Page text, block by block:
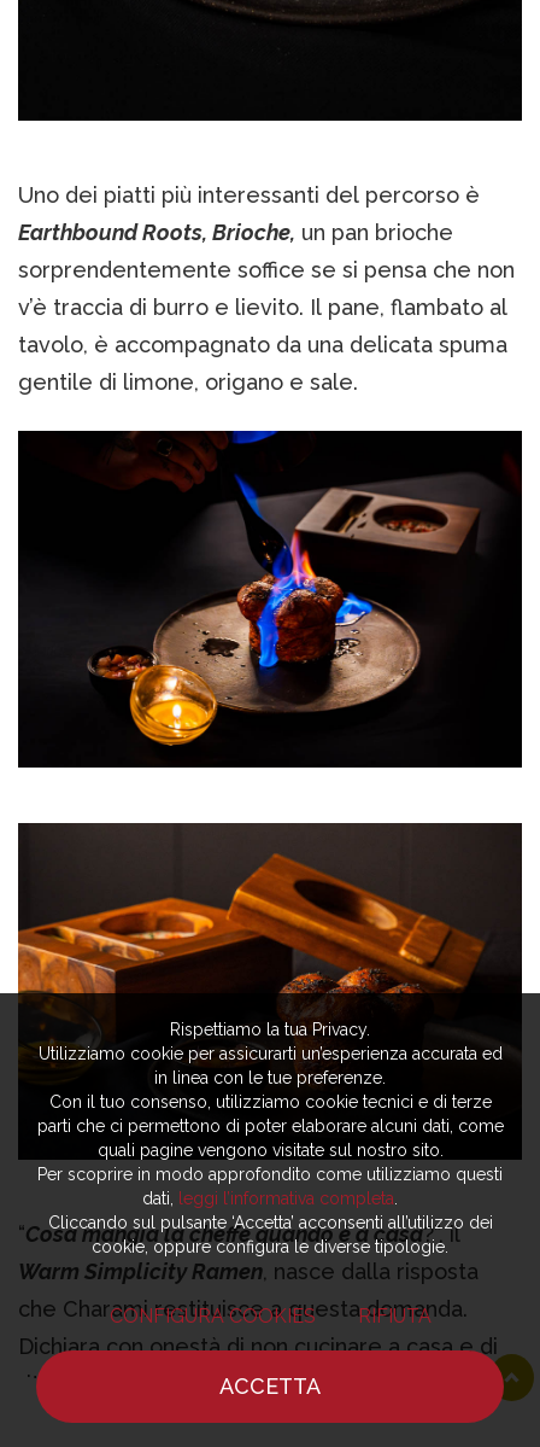
Uno dei piatti più interessanti del percorso è
Earthbound Roots, Brioche, un pan brioche
sorprendentemente soffice se si pensa che non
v’è traccia di burro e lievito. Il pane, flambato al
tavolo, è accompagnato da una delicata spuma
gentile di limone, origano e sale.
“Cosa mangia la cheffe quando è a casa?”, il
Warm Simplicity Ramen , nasce dalla risposta
che Charami restituisce a questa domanda.
Dichiara con onestà di non cucinare a casa e di
ritrovarsi spesso a mangiare dei noodles pronti.
Ecco quindi che al tavolo arrivano dei noodles
Rispettiamo la tua Privacy.
Utilizziamo cookie per assicurarti un’esperienza accurata ed
in linea con le tue preferenze.
Con il tuo consenso, utilizziamo cookie tecnici e di terze
parti che ci permettono di poter elaborare alcuni dati, come
quali pagine vengono visitate sul nostro sito.
Per scoprire in modo approfondito come utilizziamo questi
dati,
leggi l’informativa completa
Cliccando sul pulsante ‘Accetta’ acconsenti all’utilizzo dei
cookie, oppure configura le diverse tipologie.
CONFIGURA COOKIES RIFIUTA
ACCETTA